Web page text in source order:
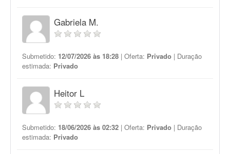
Gabriela M.
Submetido: 12/07/2026 às 18:28 | Oferta: Privado | Duração
estimada: Privado
Heitor L
Submetido: 18/06/2026 às 02:32 | Oferta: Privado | Duração
estimada: Privado